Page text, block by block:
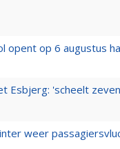
opent op 6 augustus
Esbjerg: 'scheelt
weer